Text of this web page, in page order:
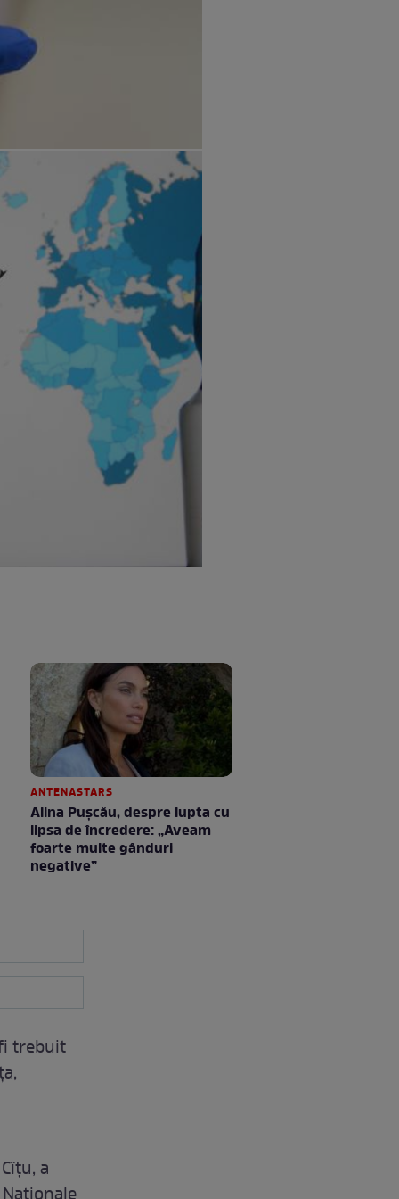
ANTENASTARS
Alina Pușcău, despre lupta cu
lipsa de încredere: „Aveam
foarte multe gânduri
negative”
trebuit
a